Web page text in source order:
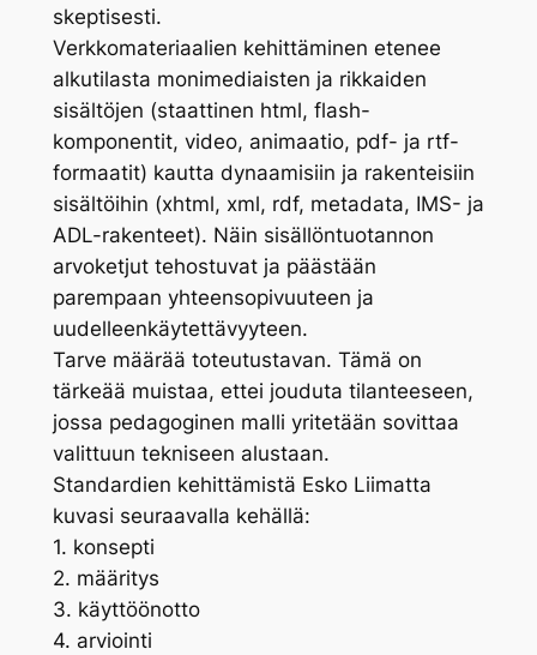
skeptisesti.
Verkkomateriaalien kehittäminen etenee
alkutilasta monimediaisten ja rikkaiden
sisältöjen (staattinen html, flash-
komponentit, video, animaatio, pdf- ja rtf-
formaatit) kautta dynaamisiin ja rakenteisiin
sisältöihin (xhtml, xml, rdf, metadata, IMS- ja
ADL-rakenteet). Näin sisällöntuotannon
arvoketjut tehostuvat ja päästään
parempaan yhteensopivuuteen ja
uudelleenkäytettävyyteen.
Tarve määrää toteutustavan. Tämä on
tärkeää muistaa, ettei jouduta tilanteeseen,
jossa pedagoginen malli yritetään sovittaa
valittuun tekniseen alustaan.
Standardien kehittämistä Esko Liimatta
kuvasi seuraavalla kehällä:
1. konsepti
2. määritys
3. käyttöönotto
4. arviointi